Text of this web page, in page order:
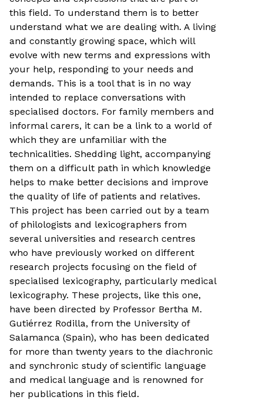
this field. To understand them is to better
understand what we are dealing with. A living
and constantly growing space, which will
evolve with new terms and expressions with
your help, responding to your needs and
demands. This is a tool that is in no way
intended to replace conversations with
specialised doctors. For family members and
informal carers, it can be a link to a world of
which they are unfamiliar with the
technicalities. Shedding light, accompanying
them on a difficult path in which knowledge
helps to make better decisions and improve
the quality of life of patients and relatives.
This project has been carried out by a team
of philologists and lexicographers from
several universities and research centres
who have previously worked on different
research projects focusing on the field of
specialised lexicography, particularly medical
lexicography. These projects, like this one,
have been directed by Professor Bertha M.
Gutiérrez Rodilla, from the University of
Salamanca (Spain), who has been dedicated
for more than twenty years to the diachronic
and synchronic study of scientific language
and medical language and is renowned for
her publications in this field.